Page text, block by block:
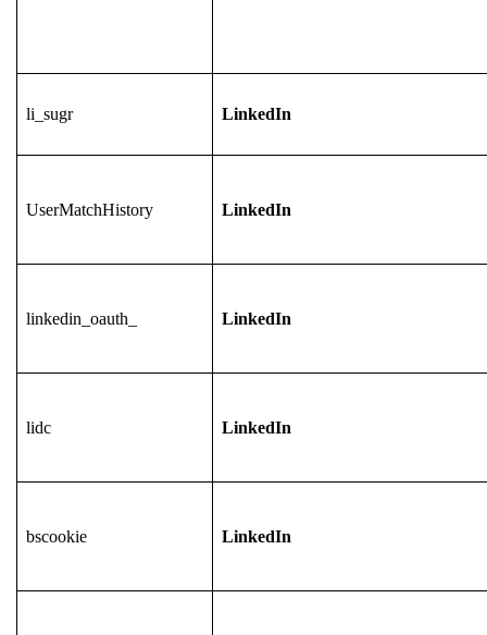
li_sugr LinkedIn
UserMatchHistory LinkedIn
linkedin_oauth_ LinkedIn
lidc LinkedIn
bscookie LinkedIn